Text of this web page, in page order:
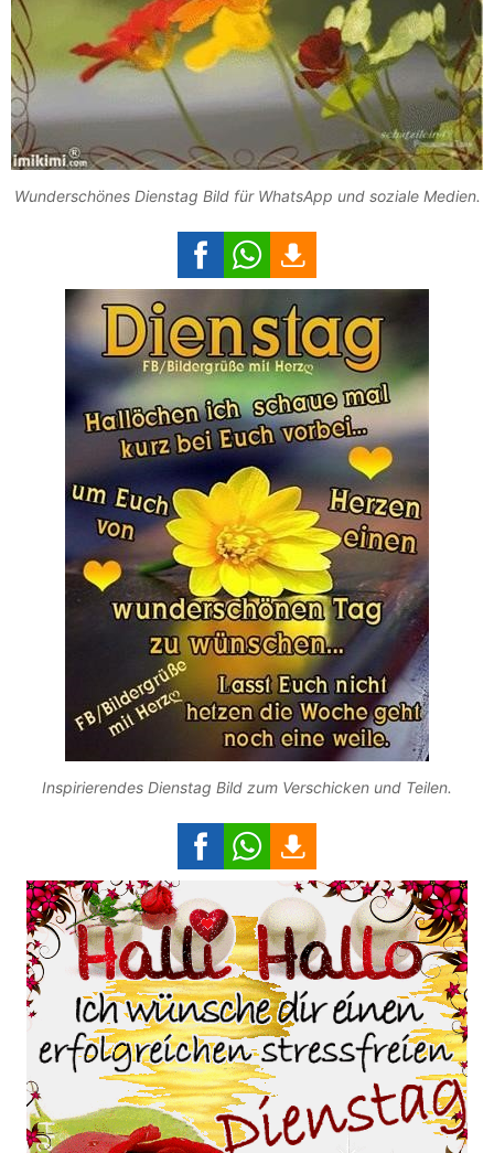
Wunderschönes Dienstag Bild für WhatsApp und soziale Medien.
Inspirierendes Dienstag Bild zum Verschicken und Teilen.